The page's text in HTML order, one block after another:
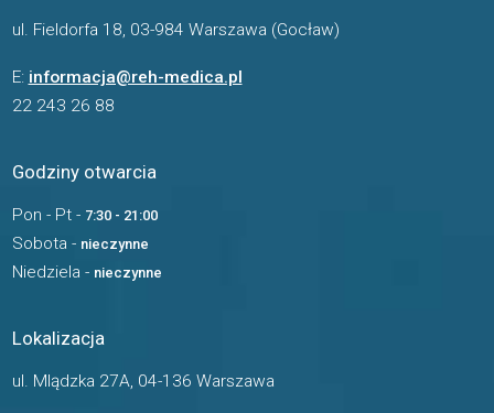
ul. Fieldorfa 18, 03-984 Warszawa (Gocław)
E: informacja@reh-medica.pl
22 243 26 88
Godziny otwarcia
Pon - Pt - 7:30 - 21:00
Sobota - nieczynne
Niedziela - nieczynne
Lokalizacja
ul. Mlądzka 27A, 04-136 Warszawa